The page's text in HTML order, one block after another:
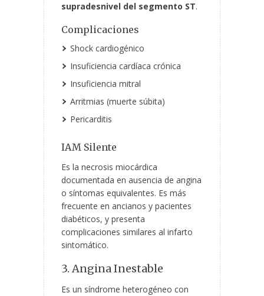
supradesnivel del segmento ST.
Complicaciones
Shock cardiogénico
Insuficiencia cardíaca crónica
Insuficiencia mitral
Arritmias (muerte súbita)
Pericarditis
IAM Silente
Es la necrosis miocárdica
documentada en ausencia de angina
o síntomas equivalentes. Es más
frecuente en ancianos y pacientes
diabéticos, y presenta
complicaciones similares al infarto
sintomático.
3. Angina Inestable
Es un síndrome heterogéneo con